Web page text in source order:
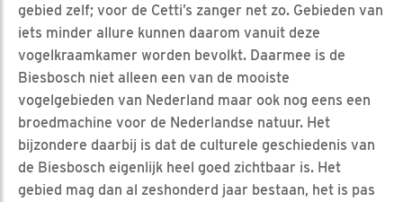
gebied zelf; voor de Cetti’s zanger net zo. Gebieden van
iets minder allure kunnen daarom vanuit deze
vogelkraamkamer worden bevolkt. Daarmee is de
Biesbosch niet alleen een van de mooiste
vogelgebieden van Nederland maar ook nog eens een
broedmachine voor de Nederlandse natuur. Het
bijzondere daarbij is dat de culturele geschiedenis van
de Biesbosch eigenlijk heel goed zichtbaar is. Het
gebied mag dan al zeshonderd jaar bestaan, het is pas